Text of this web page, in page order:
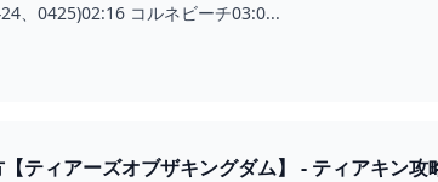
、0425)02:16 コルネビーチ03:0...